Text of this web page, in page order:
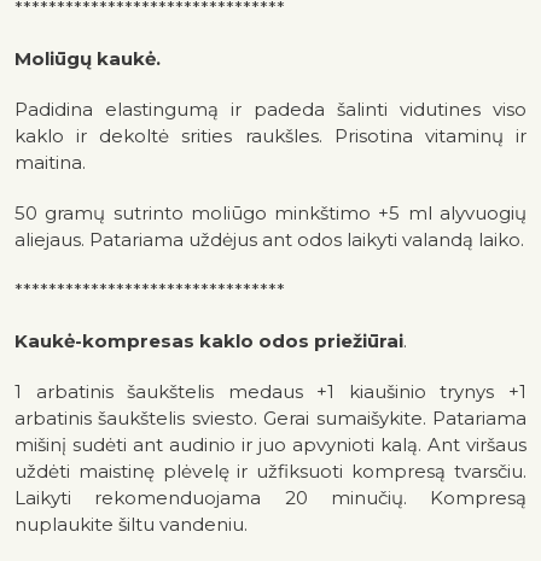
********************************
Moliūgų kaukė.
Padidina elastingumą ir padeda šalinti vidutines viso
kaklo ir dekoltė srities raukšles. Prisotina vitaminų ir
maitina.
50 gramų sutrinto moliūgo minkštimo +5 ml alyvuogių
aliejaus. Patariama uždėjus ant odos laikyti valandą laiko.
********************************
Kaukė-kompresas kaklo odos priežiūrai.
1 arbatinis šaukštelis medaus +1 kiaušinio trynys +1
arbatinis šaukštelis sviesto. Gerai sumaišykite. Patariama
mišinį sudėti ant audinio ir juo apvynioti kalą. Ant viršaus
uždėti maistinę plėvelę ir užfiksuoti kompresą tvarsčiu.
Laikyti rekomenduojama 20 minučių. Kompresą
nuplaukite šiltu vandeniu.